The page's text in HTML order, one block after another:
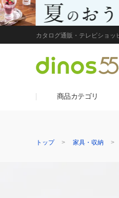
カタログ通販・テレビショ
商品カテゴリ
トップ 家具・収納